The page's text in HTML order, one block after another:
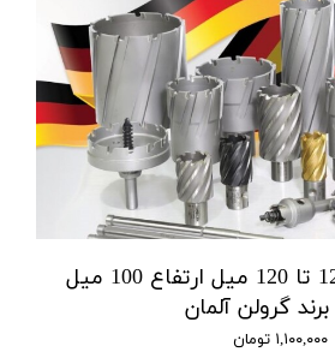
مته گردبر از قطر 12 تا 120 میل ارتفاع 100 میل
۱,۱۰۰,۰۰۰ تومان